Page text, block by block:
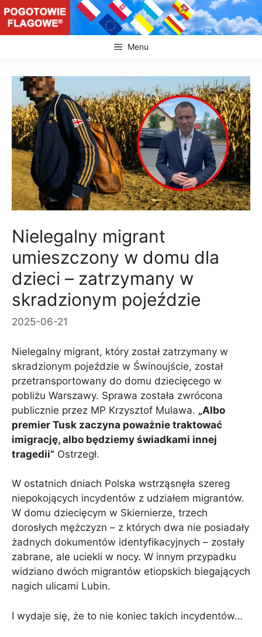
Przejdź
do
treści
Menu
Nielegalny migrant
umieszczony w domu dla
dzieci – zatrzymany w
skradzionym pojeździe
2025-06-21
Nielegalny migrant, który został zatrzymany w
skradzionym pojeździe w Świnoujście, został
przetransportowany do domu dziecięcego w
pobliżu Warszawy. Sprawa została zwrócona
publicznie przez MP Krzysztof Mulawa. „Albo
premier Tusk zaczyna poważnie traktować
imigrację, albo będziemy świadkami innej
tragedii” Ostrzegł.
W ostatnich dniach Polska wstrząsnęła szereg
niepokojących incydentów z udziałem migrantów.
W domu dziecięcym w Skiernierze, trzech
dorosłych mężczyzn – z których dwa nie posiadały
żadnych dokumentów identyfikacyjnych – zostały
zabrane, ale uciekli w nocy. W innym przypadku
widziano dwóch migrantów etiopskich biegających
nagich ulicami Lubin.
I wydaje się, że to nie koniec takich incydentów…